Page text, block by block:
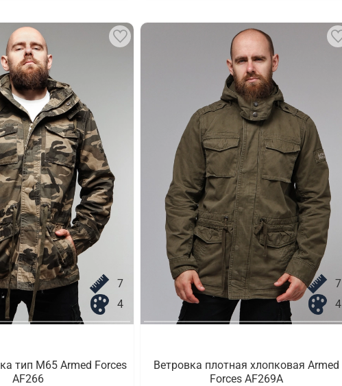
7
4
тип M65 Armed Forces
AF266
7
4
Ветровка плотная хлопковая Armed
Forces AF269A